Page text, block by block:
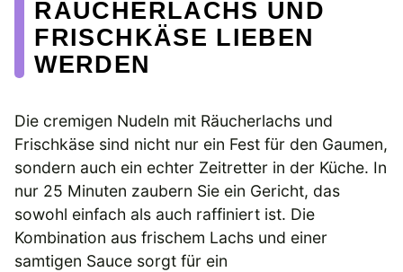
RÄUCHERLACHS UND
FRISCHKÄSE LIEBEN
WERDEN
Die cremigen Nudeln mit Räucherlachs und
Frischkäse sind nicht nur ein Fest für den Gaumen,
sondern auch ein echter Zeitretter in der Küche. In
nur 25 Minuten zaubern Sie ein Gericht, das
sowohl einfach als auch raffiniert ist. Die
Kombination aus frischem Lachs und einer
samtigen Sauce sorgt für ein